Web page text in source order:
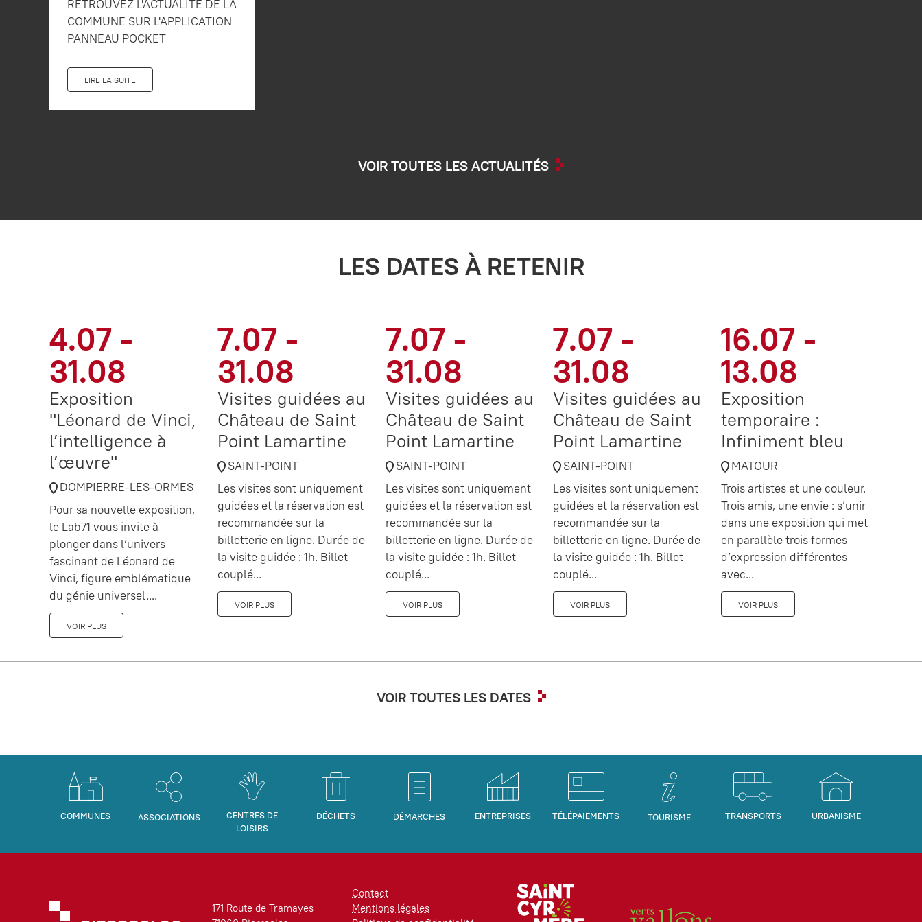
RETROUVEZ L'ACTUALITÉ DE LA
COMMUNE SUR L'APPLICATION
PANNEAU POCKET
LIRE LA SUITE
VOIR TOUTES LES ACTUALITÉS
LES DATES À RETENIR
4.07 -
31.08
Exposition
"Léonard de Vinci,
l’intelligence à
l’œuvre"
DOMPIERRE-LES-ORMES
Pour sa nouvelle exposition,
le Lab71 vous invite à
plonger dans l’univers
fascinant de Léonard de
Vinci, figure emblématique
du génie universel....
VOIR PLUS
7.07 -
31.08
Visites guidées au
Château de Saint
Point Lamartine
SAINT-POINT
Les visites sont uniquement
guidées et la réservation est
recommandée sur la
billetterie en ligne. Durée de
la visite guidée : 1h. Billet
couplé...
VOIR PLUS
7.07 -
31.08
Visites guidées au
Château de Saint
Point Lamartine
SAINT-POINT
Les visites sont uniquement
guidées et la réservation est
recommandée sur la
billetterie en ligne. Durée de
la visite guidée : 1h. Billet
couplé...
VOIR PLUS
7.07 -
31.08
Visites guidées au
Château de Saint
Point Lamartine
SAINT-POINT
Les visites sont uniquement
guidées et la réservation est
recommandée sur la
billetterie en ligne. Durée de
la visite guidée : 1h. Billet
couplé...
VOIR PLUS
16.07 -
13.08
Exposition
temporaire :
Infiniment bleu
MATOUR
Trois artistes et une couleur.
Trois amis, une envie : s’unir
dans une exposition qui met
en parallèle trois formes
d’expression différentes
avec...
VOIR PLUS
VOIR TOUTES LES DATES
COMMUNES ASSOCIATIONS
CENTRES DE
LOISIRS
DÉCHETS DÉMARCHES ENTREPRISES TÉLÉPAIEMENTS TOURISME TRANSPORTS URBANISME
171 Route de Tramayes
Contact
Mentions légales